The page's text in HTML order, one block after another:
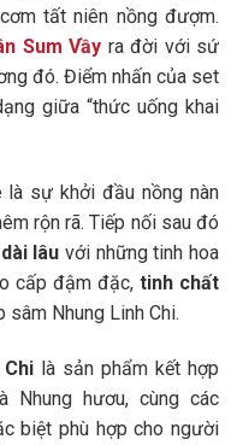
tất niên nồng đượm.
Sum Vầy ra đời với sứ
đó. Điểm nhấn của set
giữa “thức uống khai
là sự khởi đầu nồng nàn
rộn rã. Tiếp nối sau đó
dài lâu với những tinh hoa
cấp đậm đặc,tinh chất
Nhung Linh Chi.
là sản phẩm kết hợp
Nhung hươu, cùng các
biệt phù hợp cho người